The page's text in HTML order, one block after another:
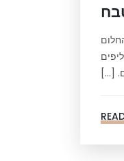
[…]